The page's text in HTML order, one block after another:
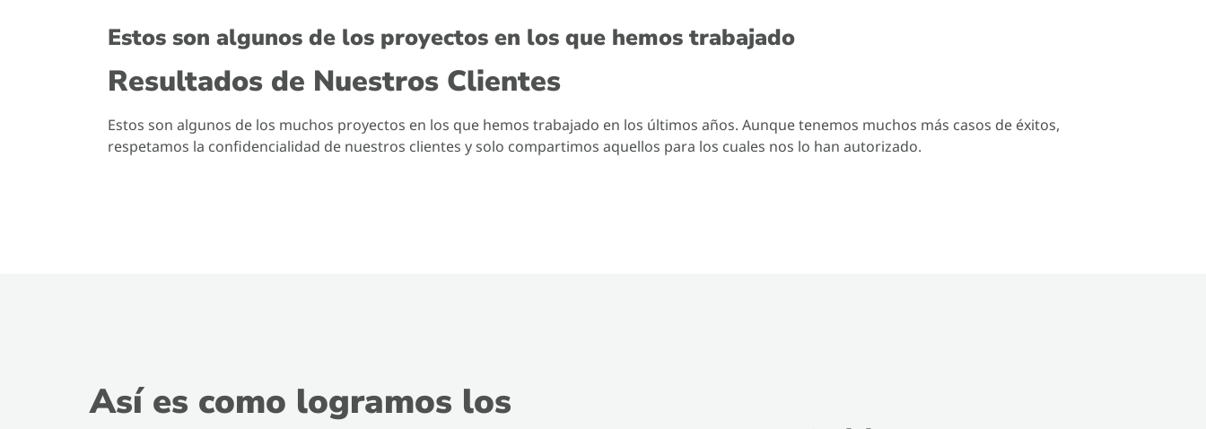
Estos son algunos de los proyectos en los que hemos trabajado
Resultados de Nuestros Clientes
Estos son algunos de los muchos proyectos en los que hemos trabajado en los últimos años. Aunque tenemos muchos más casos de éxitos,
respetamos la confidencialidad de nuestros clientes y solo compartimos aquellos para los cuales nos lo han autorizado.
Así es como logramos los